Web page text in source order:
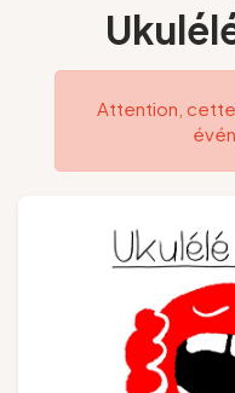
Préparer mon séjour
Nos suggestions
Pays de Liège
Groupes et voyagistes
Attention,